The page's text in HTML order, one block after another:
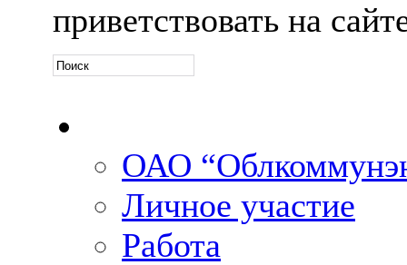
приветствовать на
ОАО
Личное участие
Работа